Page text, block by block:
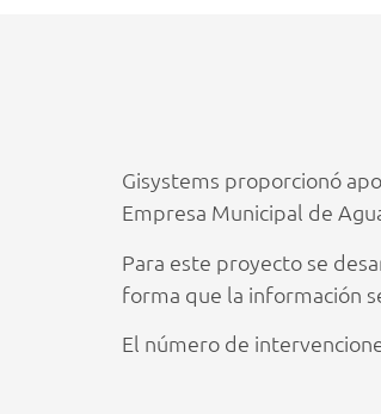
Gisystems proporcionó
Empresa Municipal de
Para este proyecto se
forma que la información
El número de